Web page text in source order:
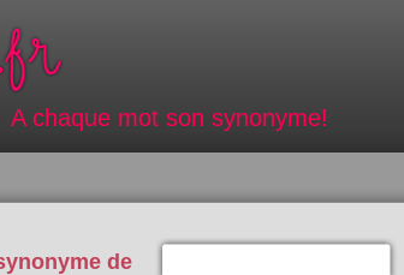
A chaque mot son synonyme!
de